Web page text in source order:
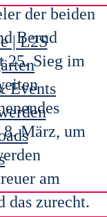
| L2S
Events
der beiden
Bernd
25. Sieg im
8. März, um
am
das zurecht.